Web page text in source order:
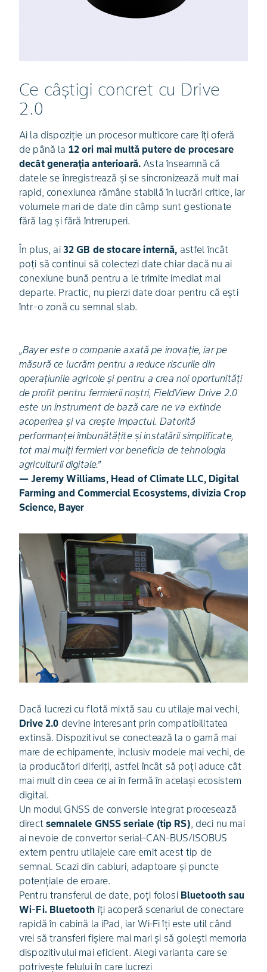
Ce câștigi concret cu Drive
2.0
Ai la dispoziție un procesor multicore care îți oferă
de până la 12 ori mai multă putere de procesare
decât generația anterioară. Asta înseamnă că
datele se înregistrează și se sincronizează mult mai
rapid, conexiunea rămâne stabilă în lucrări critice, iar
volumele mari de date din câmp sunt gestionate
fără lag și fără întreruperi.
În plus, ai 32 GB de stocare internă, astfel încât
poți să continui să colectezi date chiar dacă nu ai
conexiune bună pentru a le trimite imediat mai
departe. Practic, nu pierzi date doar pentru că ești
într-o zonă cu semnal slab.
„Bayer este o companie axată pe inovație, iar pe
măsură ce lucrăm pentru a reduce riscurile din
operațiunile agricole și pentru a crea noi oportunități
de profit pentru fermierii noștri, FieldView Drive 2.0
este un instrument de bază care ne va extinde
acoperirea și va crește impactul. Datorită
performanței îmbunătățite și instalării simplificate,
tot mai mulți fermieri vor beneficia de tehnologia
agriculturii digitale.”
— Jeremy Williams, Head of Climate LLC, Digital
Farming and Commercial Ecosystems, divizia Crop
Science, Bayer
Dacă lucrezi cu flotă mixtă sau cu utilaje mai vechi,
Drive 2.0 devine interesant prin compatibilitatea
extinsă. Dispozitivul se conectează la o gamă mai
mare de echipamente, inclusiv modele mai vechi, de
la producători diferiți, astfel încât să poți aduce cât
mai mult din ceea ce ai în fermă în același ecosistem
digital.
Un modul GNSS de conversie integrat procesează
direct semnalele GNSS seriale (tip RS), deci nu mai
ai nevoie de convertor serial–CAN-BUS/ISOBUS
extern pentru utilajele care emit acest tip de
semnal. Scazi din cabluri, adaptoare și puncte
potențiale de eroare.
Pentru transferul de date, poți folosi Bluetooth sau
Wi‑Fi. Bluetooth îți acoperă scenariul de conectare
rapidă în cabină la iPad, iar Wi‑Fi îți este util când
vrei să transferi fișiere mai mari și să golești memoria
dispozitivului mai eficient. Alegi varianta care se
potrivește felului în care lucrezi